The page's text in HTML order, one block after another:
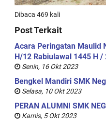
Dibaca 469 kali
Post Terkait
Acara Peringatan Maulid
H/12 Rabiulawal 1445 H /
Senin, 16 Okt 2023
Bengkel Mandiri SMK
Selasa, 10 Okt 2023
PERAN ALUMNI SMK
Kamis, 5 Okt 2023